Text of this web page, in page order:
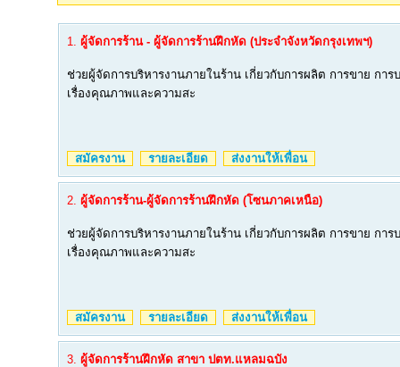
1. ผู้จัดการร้าน - ผู้จัดการร้านฝึกหัด (ประจำจังหวัดกรุงเทพฯ)
ช่วยผู้จัดการบริหารงานภายในร้าน เกี่ยวกับการผลิต การขาย การ
เรื่องคุณภาพและความสะ
สมัครงาน รายละเอียด ส่งงานให้เพื่อน
2. ผู้จัดการร้าน-ผู้จัดการร้านฝึกหัด (โซนภาคเหนือ)
ช่วยผู้จัดการบริหารงานภายในร้าน เกี่ยวกับการผลิต การขาย การ
เรื่องคุณภาพและความสะ
สมัครงาน รายละเอียด ส่งงานให้เพื่อน
3. ผู้จัดการร้านฝึกหัด สาขา ปตท.แหลมฉบัง